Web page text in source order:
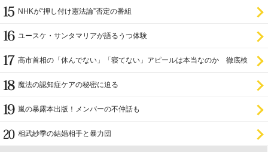
NHKが“押し付け憲法論”否定の番組
ユースケ・サンタマリアが語るうつ体験
高市首相の「休んでない」「寝てない」アピールは本当なのか 徹底検
魔法の認知症ケアの秘密に迫る
嵐の暴露本出版！メンバーの不仲話も
相武紗季の結婚相手と暴力団